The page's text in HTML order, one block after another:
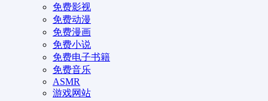
免费影视
免费动漫
免费漫画
免费小说
免费电子书籍
免费音乐
ASMR
游戏网站